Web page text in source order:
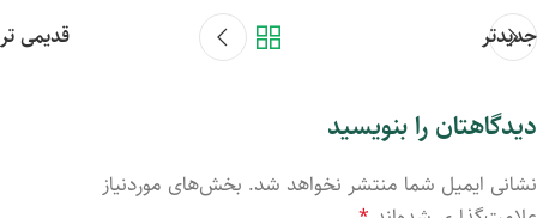
جدیدتر قدیمی تر
دیدگاهتان را بنویسید
نشانی ایمیل شما منتشر نخواهد شد. بخش‌های موردنیاز